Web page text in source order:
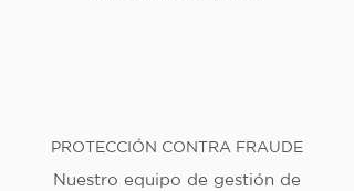
PROTECCIÓN CONTRA FRAUDE
Nuestro equipo de gestión de